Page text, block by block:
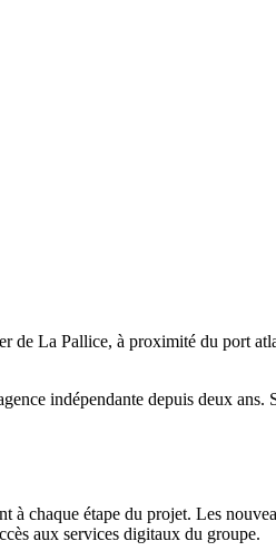
de La Pallice, à proximité du port
indépendante depuis deux ans.
à chaque étape du projet. Les
aux services digitaux du groupe.